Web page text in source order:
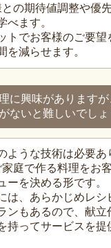
の期待値調整や優
べます。
トでお客様のご要望
を減らせます。
に興味があります
ないと難しいでしょ
ような技術は必要あ
庭で作る料理をお
ーを決める形です。
は、あらかじめレシ
ンもあるので、献立
持ってサービスを提